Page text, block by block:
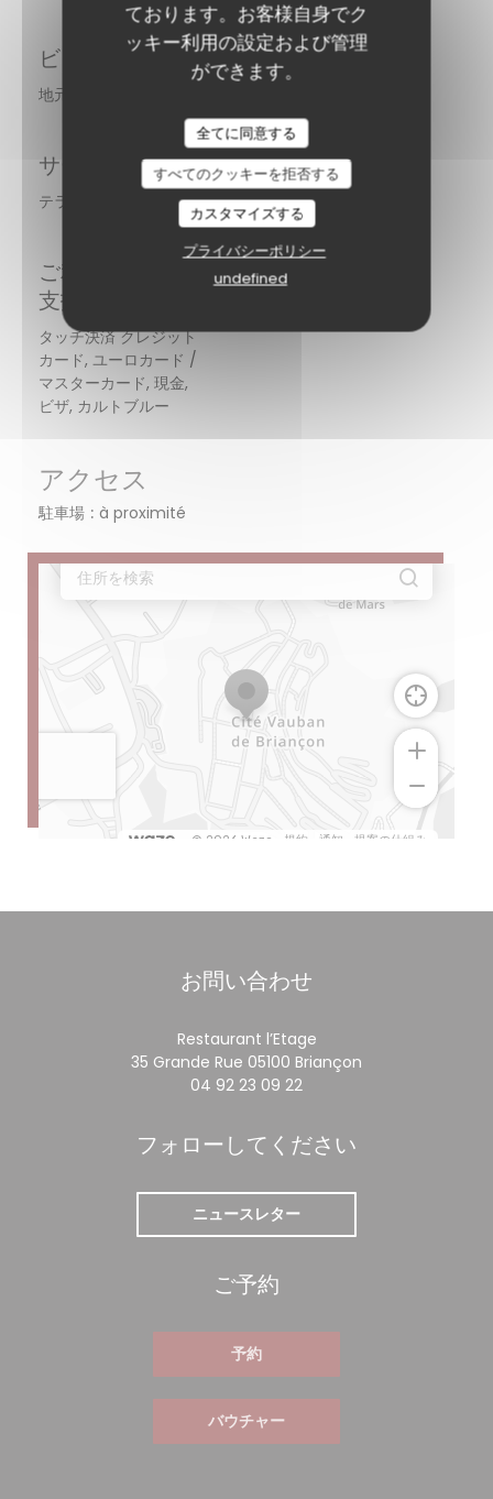
ております。お客様自身でク
ッキー利用の設定および管理
ができます。
全てに同意する
すべてのクッキーを拒否する
カスタマイズする
プライバシーポリシー
undefined
ビジネスタイプ
地元産食品店
サービス
テラス
ご利用可能なお
支払い方法
タッチ決済 クレジット
カード, ユーロカード /
マスターカード, 現金,
ビザ, カルトブルー
アクセス
駐車場 à proximité
お問い合わせ
Restaurant l’Etage
35 Grande Rue 05100 Briançon
04 92 23 09 22
フォローしてください
ニュースレター
ご予約
予約
バウチャー